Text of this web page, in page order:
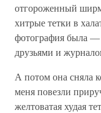
отгороженный
хитрые тетки в
фотография была —
друзьями и
А потом она сняла
меня повезли
желтоватая худая